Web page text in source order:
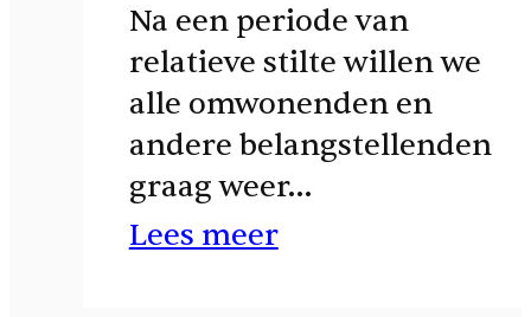
Na een periode van
relatieve stilte willen we
alle omwonenden en
andere belangstellenden
graag weer…
Lees meer